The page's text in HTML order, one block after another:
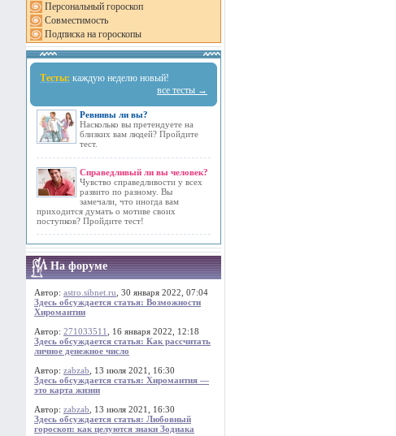
Персональный гороскоп
Совместимость
Подписка на гороскопы
Тесты: каждую неделю новый!
все тесты →
Ревнивы ли вы?
Насколько вы претендуете на
близких вам людей? Пройдите
тест.
Справедливый ли вы человек?
Чувство справедливости у всех
развито по разному. Вы
замечали, что иногда вам
приходится думать о мотиве своих
поступков? Пройдите тест!
На форуме
Автор: astro.sibnet.ru , 30 января 2022, 07:04
Здесь обсуждается статья: Возможности
Хиромантии
Автор: 271033511
, 16 января 2022, 12:18
Здесь обсуждается статья: Как рассчитать
личное денежное число
Автор: zabzab , 13 июля 2021, 16:30
Здесь обсуждается статья: Хиромантия —
это карта жизни
Автор: zabzab , 13 июля 2021, 16:30
Здесь обсуждается статья: Любовный
гороскоп: как целуются знаки Зодиака